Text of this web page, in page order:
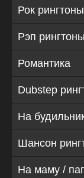
Рок рингтоны
Рэп рингтоны
Романтика
Dubstep
На
Шансон
На маму /